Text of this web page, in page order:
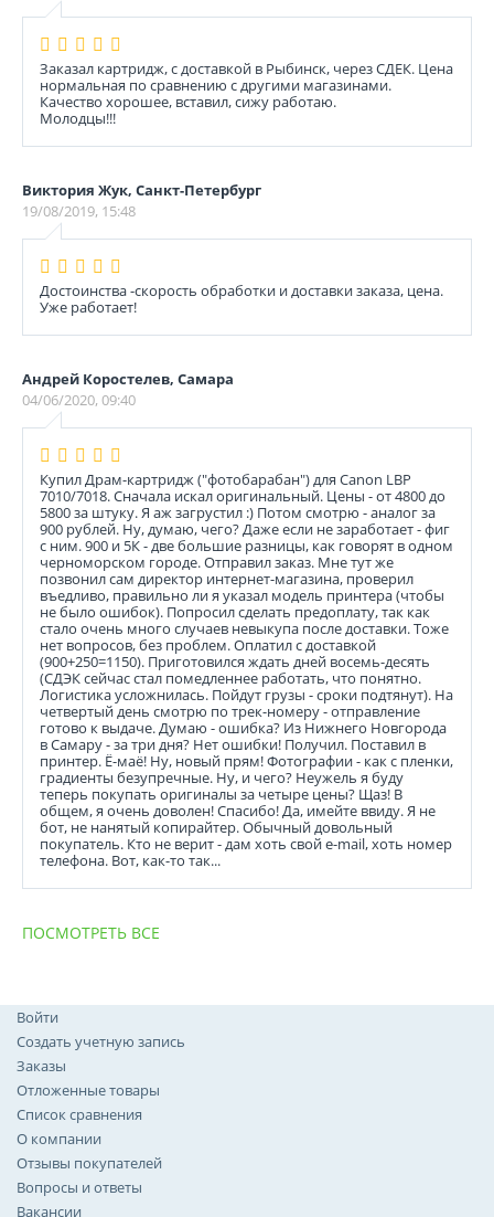
Заказал картридж, с доставкой в Рыбинск, через СДЕК. Цена
нормальная по сравнению с другими магазинами.
Качество хорошее, вставил, сижу работаю.
Молодцы!!!
Виктория Жук, Санкт-Петербург
19/08/2019, 15:48
Достоинства -скорость обработки и доставки заказа, цена.
Уже работает!
Андрей Коростелев, Самара
04/06/2020, 09:40
Купил Драм-картридж ("фотобарабан") для Canon LBP
7010/7018. Сначала искал оригинальный. Цены - от 4800 до
5800 за штуку. Я аж загрустил :) Потом смотрю - аналог за
900 рублей. Ну, думаю, чего? Даже если не заработает - фиг
с ним. 900 и 5К - две большие разницы, как говорят в одном
черноморском городе. Отправил заказ. Мне тут же
позвонил сам директор интернет-магазина, проверил
въедливо, правильно ли я указал модель принтера (чтобы
не было ошибок). Попросил сделать предоплату, так как
стало очень много случаев невыкупа после доставки. Тоже
нет вопросов, без проблем. Оплатил с доставкой
(900+250=1150). Приготовился ждать дней восемь-десять
(СДЭК сейчас стал помедленнее работать, что понятно.
Логистика усложнилась. Пойдут грузы - сроки подтянут). На
четвертый день смотрю по трек-номеру - отправление
готово к выдаче. Думаю - ошибка? Из Нижнего Новгорода
в Самару - за три дня? Нет ошибки! Получил. Поставил в
принтер. Ё-маё! Ну, новый прям! Фотографии - как с пленки,
градиенты безупречные. Ну, и чего? Неужель я буду
теперь покупать оригиналы за четыре цены? Щаз! В
общем, я очень доволен! Спасибо! Да, имейте ввиду. Я не
бот, не нанятый копирайтер. Обычный довольный
покупатель. Кто не верит - дам хоть свой e-mail, хоть номер
телефона. Вот, как-то так...
ПОСМОТРЕТЬ ВСЕ
Войти
Создать учетную запись
Заказы
Отложенные товары
Список сравнения
О компании
Отзывы покупателей
Вопросы и ответы
Вакансии